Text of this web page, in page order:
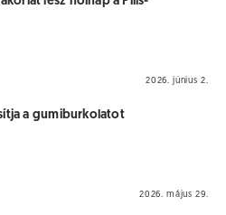
2026. június 2.
a gumiburkolatot
2026. május 29.